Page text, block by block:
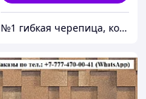
№1 гибкая черепица, композитная черепица из Европы, по лучшим ценам в Алматы